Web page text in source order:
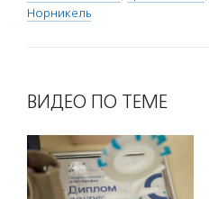
Норникель
ВИДЕО ПО ТЕМЕ